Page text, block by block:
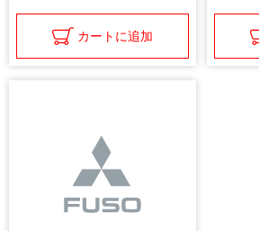
カートに追加